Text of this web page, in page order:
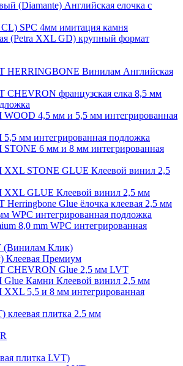
(Diamante) Английская елочка с
SPC 4мм имитация камня
(Petra XXL GD) крупный формат
HERRINGBONE Винилам Английская
французская елка 8,5 мм
4,5 мм и 5,5 мм интегрированная
мм интегрированная подложка
6 мм и 8 мм интегрированная
STONE GLUE Клеевой винил 2,5
GLUE Клеевой винил 2,5 мм
Glue ёлочка клеевая 2,5 мм
WPC интегрированная подложка
8,0 mm WPC интегрированная
Клик)
Премиум
CHEVRON Glue 2,5 мм LVT
Камни Клеевой винил 2,5 мм
5,5 и 8 мм интегрированная
плитка 2.5 мм
плитка LVT)